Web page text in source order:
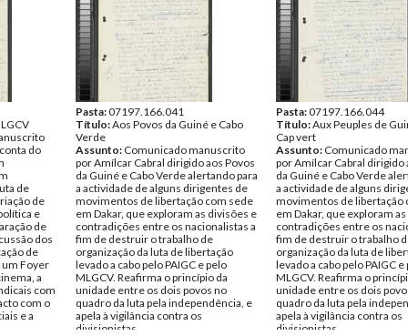
do
de
de
e
de
dos
de
um Foyer
a
com
com o
e a
Pasta:07197.166.041
Título:Aos Povos da Guiné e Cabo
Verde
Assunto: Comunicado manuscrito
por Amílcar Cabral dirigido aos Povos
da Guiné e Cabo Verde alertando para
a actividade de alguns dirigentes de
movimentos de libertação com sede
em Dakar, que exploram as divisões e
contradições entre os nacionalistas a
fim de destruir o trabalho de
organização da luta de libertação
levado a cabo pelo PAIGC e pelo
MLGCV. Reafirma o princípio da
unidade entre os dois povos no
quadro da luta pela independência, e
apela à vigilância contra os
divisionistas.
Pasta:07197.166.044
Título:Aux Peuples de
Cap vert
Assunto: Comunicado
por Amílcar Cabral dirigido
da Guiné e Cabo Verde
a actividade de alguns
movimentos de libertação
em Dakar, que exploram
contradições entre os
fim de destruir o trabalho
organização da luta de
levado a cabo pelo PAIGC e
MLGCV. Reafirma o
unidade entre os dois
quadro da luta pela
apela à vigilância contra os
divisionistas.